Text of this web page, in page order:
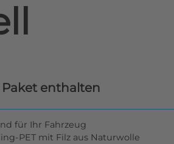
enthalten
für Ihr Fahrzeug
PET mit Filz aus Naturwolle